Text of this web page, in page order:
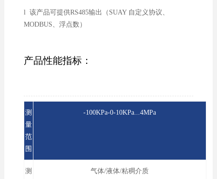
l 该产品可提供RS485输出（SUAY 自定义协议、
MODBUS、浮点数）
产品性能指标：
测
量
范
围
-100KPa-0-10KPa...4MPa
测
气体/液体/粘稠介质